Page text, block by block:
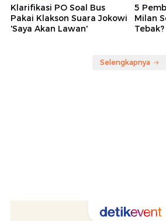
Klarifikasi PO Soal Bus
Pakai Klakson Suara Jokowi
'Saya Akan Lawan'
5
Milan
Tebak?
Selengkapnya